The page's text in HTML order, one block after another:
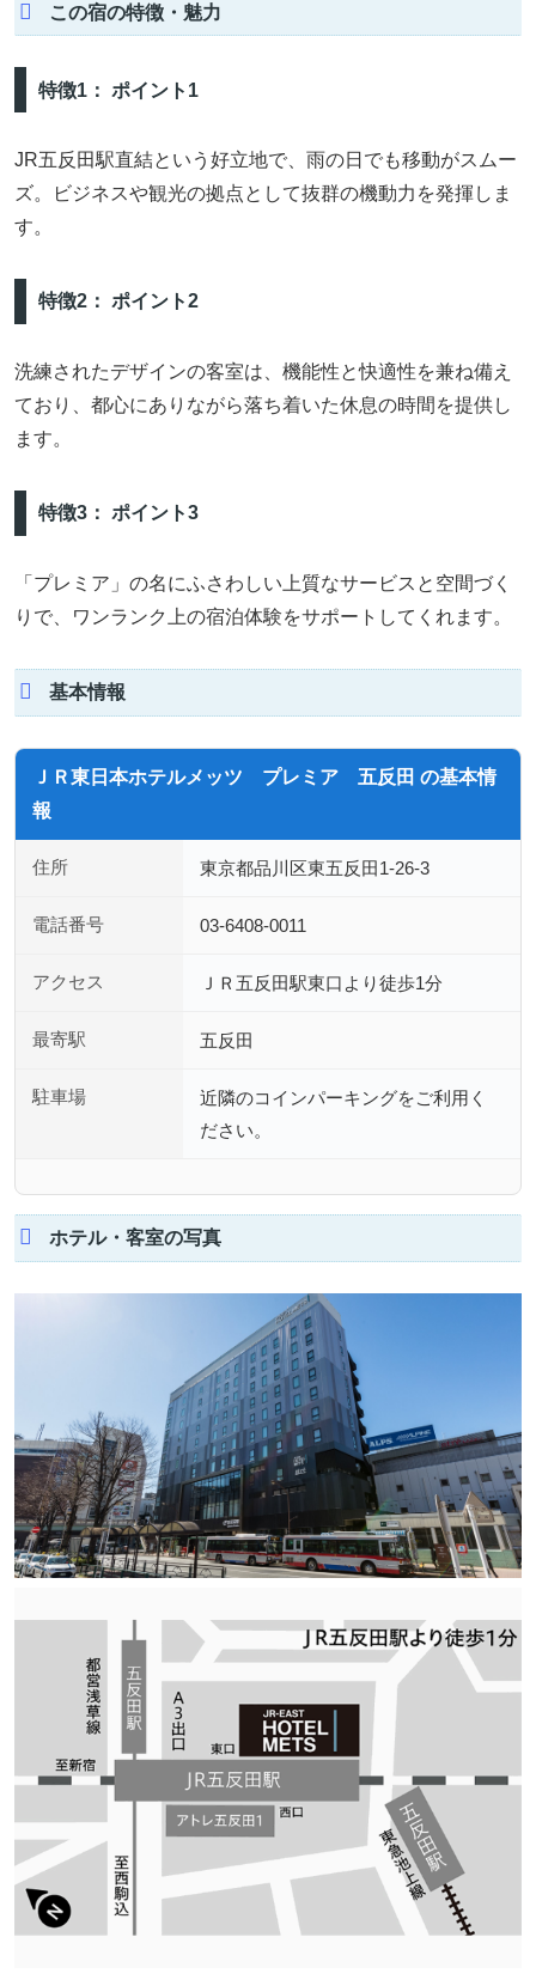
この宿の特徴・魅力
特徴1： ポイント1
JR五反田駅直結という好立地で、雨の日でも移動がスムー
ズ。ビジネスや観光の拠点として抜群の機動力を発揮しま
す。
特徴2： ポイント2
洗練されたデザインの客室は、機能性と快適性を兼ね備え
ており、都心にありながら落ち着いた休息の時間を提供し
ます。
特徴3： ポイント3
「プレミア」の名にふさわしい上質なサービスと空間づく
りで、ワンランク上の宿泊体験をサポートしてくれます。
基本情報
ＪＲ東日本ホテルメッツ プレミア 五反田 の基本情
報
住所 東京都品川区東五反田1-26-3
電話番号 03-6408-0011
アクセス ＪＲ五反田駅東口より徒歩1分
最寄駅 五反田
駐車場
近隣のコインパーキングをご利用く
ださい。
ホテル・客室の写真